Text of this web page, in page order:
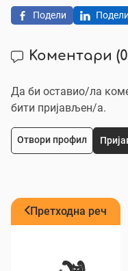
Подели Подели
Коментари
Да би оставио/ла
бити пријављен/a.
Отвори профил
Претходна реч